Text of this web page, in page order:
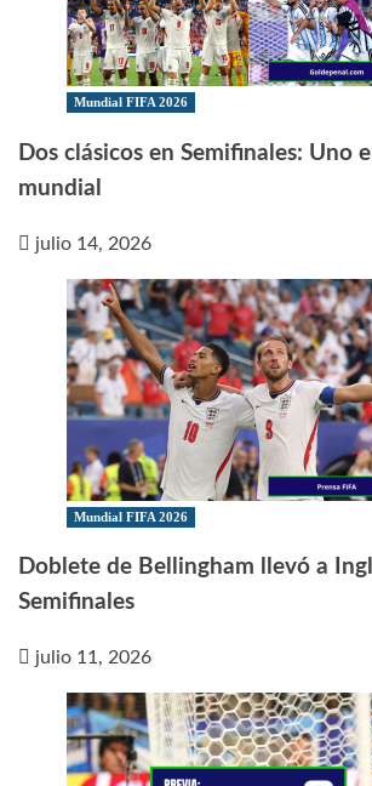
Mundial FIFA 2026
Dos clásicos en Semifinales: Uno
mundial
julio 14, 2026
Mundial FIFA 2026
Doblete de Bellingham llevó a
Semifinales
julio 11, 2026